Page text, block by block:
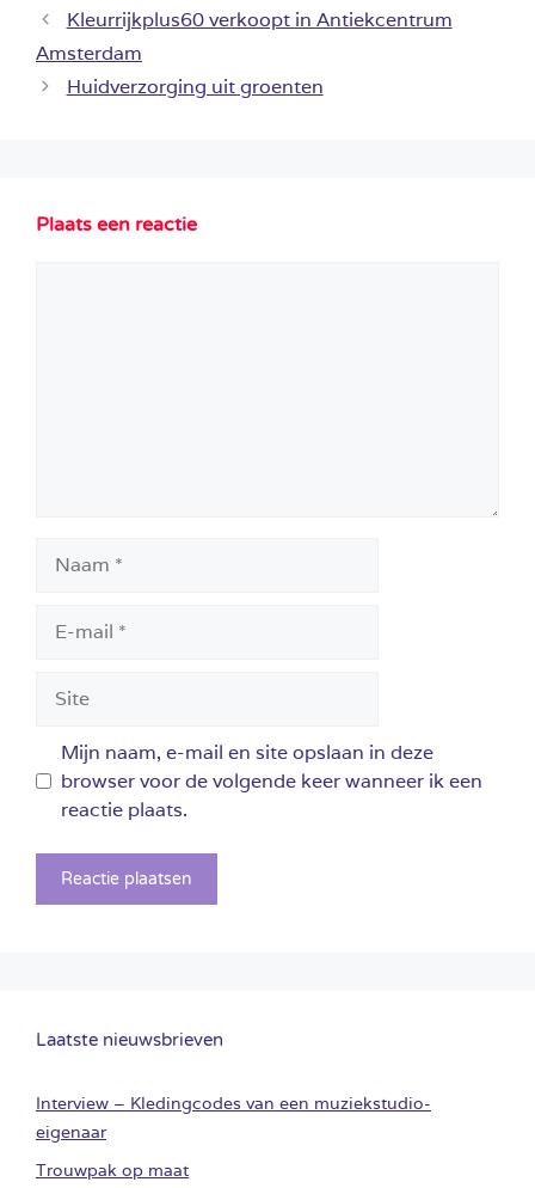
Kleurrijkplus60 verkoopt in Antiekcentrum
Amsterdam
Huidverzorging uit groenten
Plaats een reactie
mail
Mijn naam, e-mail en site opslaan in deze
browser voor de volgende keer wanneer ik een
reactie plaats.
Laatste nieuwsbrieven
Interview – Kledingcodes van een muziekstudio-
eigenaar
Trouwpak op maat